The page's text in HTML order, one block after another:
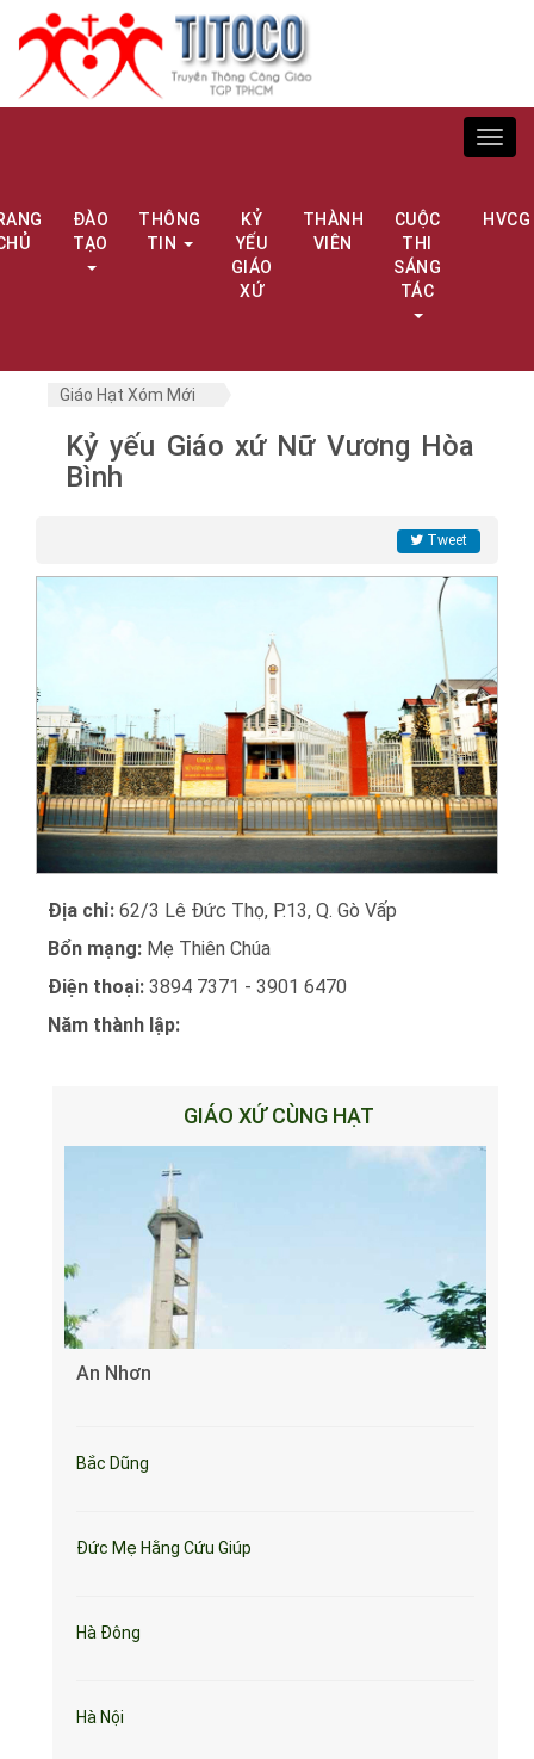
ĐÀO
TẠO
THÔNG
TIN
KỶ
YẾU
GIÁO
XỨ
THÀNH
VIÊN
CUỘC
THI
SÁNG
TÁC
HVCG
Giáo Hạt Xóm Mới
Kỷ yếu Giáo xứ Nữ Vương Hòa
Bình
Tweet
Địa chỉ: 62/3 Lê Đức Thọ, P.13, Q. Gò Vấp
Bổn mạng: Mẹ Thiên Chúa
Điện thoại: 3894 7371 - 3901 6470
Năm thành lập:
GIÁO XỨ CÙNG HẠT
An Nhơn
Bắc Dũng
Đức Mẹ Hằng Cứu Giúp
Hà Đông
Hà Nội